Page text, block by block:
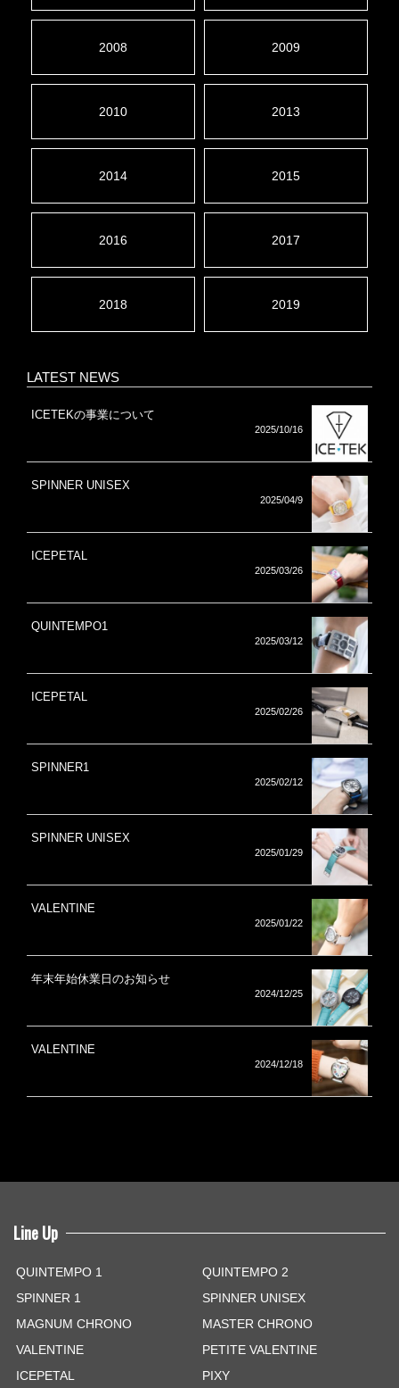
2008 2009
2010 2013
2014 2015
2016 2017
2018 2019
LATEST NEWS
ICETEKの事業について
2025/10/16
SPINNER UNISEX
2025/04/9
ICEPETAL
2025/03/26
QUINTEMPO1
2025/03/12
ICEPETAL
2025/02/26
SPINNER1
2025/02/12
SPINNER UNISEX
2025/01/29
VALENTINE
2025/01/22
年末年始休業日のお知らせ
2024/12/25
VALENTINE
2024/12/18
Line Up
QUINTEMPO 1
QUINTEMPO 2
SPINNER 1
SPINNER UNISEX
MAGNUM CHRONO
MASTER CHRONO
VALENTINE
PETITE VALENTINE
ICEPETAL
PIXY